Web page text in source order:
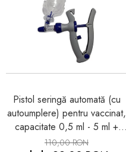
Pistol seringă automată (cu
autoumplere) pentru vaccinat,
capacitate 0,5 ml - 5 ml +
BONUS set garnituri de
110,00 RON